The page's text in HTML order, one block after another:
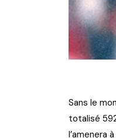
Sans le
totalisé
l’amenera